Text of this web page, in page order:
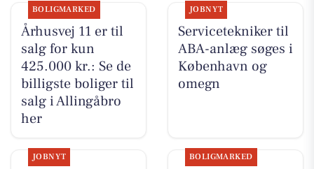
BOLIGMARKED
Århusvej 11 er til
salg for kun
425.000 kr.: Se de
billigste boliger til
salg i Allingåbro
her
JOBNYT
Servicetekniker til
ABA-anlæg søges i
København og
omegn
JOBNYT BOLIGMARKED